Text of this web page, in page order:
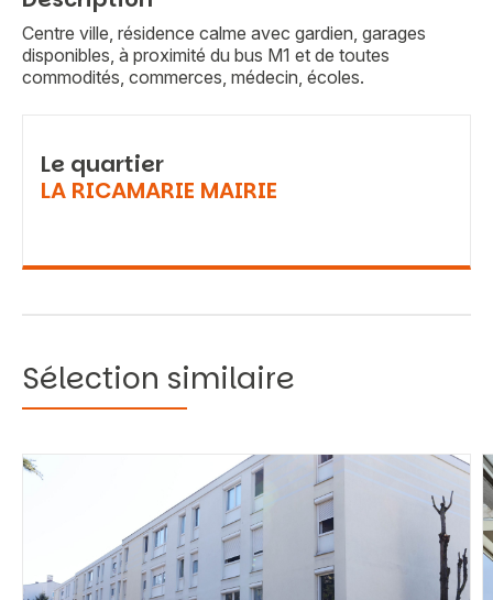
Centre ville, résidence calme avec gardien, garages
disponibles, à proximité du bus M1 et de toutes
commodités, commerces, médecin, écoles.
Le quartier
LA RICAMARIE MAIRIE
Sélection similaire